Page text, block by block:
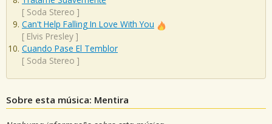
[ Soda Stereo ]
Can't Help Falling In Love With You
[ Elvis Presley ]
Cuando Pase El Temblor
[ Soda Stereo ]
Sobre esta música: Mentira